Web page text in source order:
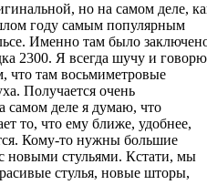
но на самом деле,
году самым популярным
Именно там было
2300. Я всегда шучу и
что там восьмиметровые
Получается очень
самом деле я думаю, что
то, что ему ближе, удобнее,
Кому-то нужны большие
новыми стульями. Кстати, мы
стулья, новые шторы,